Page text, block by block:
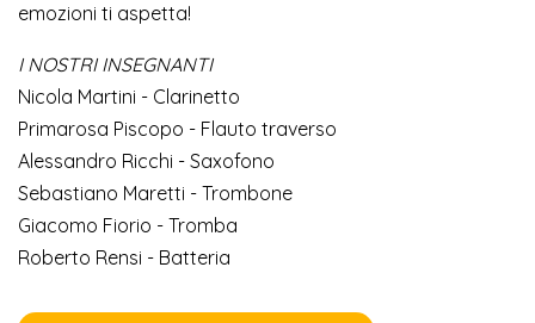
emozioni ti aspetta!
I NOSTRI INSEGNANTI
Nicola Martini - Clarinetto
Primarosa Piscopo - Flauto traverso
Alessandro Ricchi - Saxofono
Sebastiano Maretti - Trombone
Giacomo Fiorio - Tromba
Roberto Rensi - Batteria